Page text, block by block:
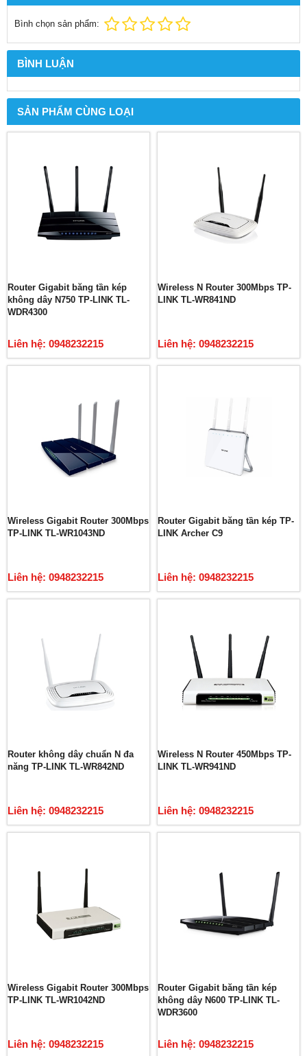
Bình chọn sản phẩm:
BÌNH LUẬN
SẢN PHẨM CÙNG LOẠI
Router Gigabit băng tần kép
không dây N750 TP-LINK TL-
WDR4300
Liên hệ: 0948232215
Wireless N Router 300Mbps TP-
LINK TL-WR841ND
Liên hệ: 0948232215
Wireless Gigabit Router 300Mbps
TP-LINK TL-WR1043ND
Liên hệ: 0948232215
Router Gigabit băng tần kép TP-
LINK Archer C9
Liên hệ: 0948232215
Router không dây chuẩn N đa
năng TP-LINK TL-WR842ND
Liên hệ: 0948232215
Wireless N Router 450Mbps TP-
LINK TL-WR941ND
Liên hệ: 0948232215
Wireless Gigabit Router 300Mbps
TP-LINK TL-WR1042ND
Liên hệ: 0948232215
Router Gigabit băng tần kép
không dây N600 TP-LINK TL-
WDR3600
Liên hệ: 0948232215